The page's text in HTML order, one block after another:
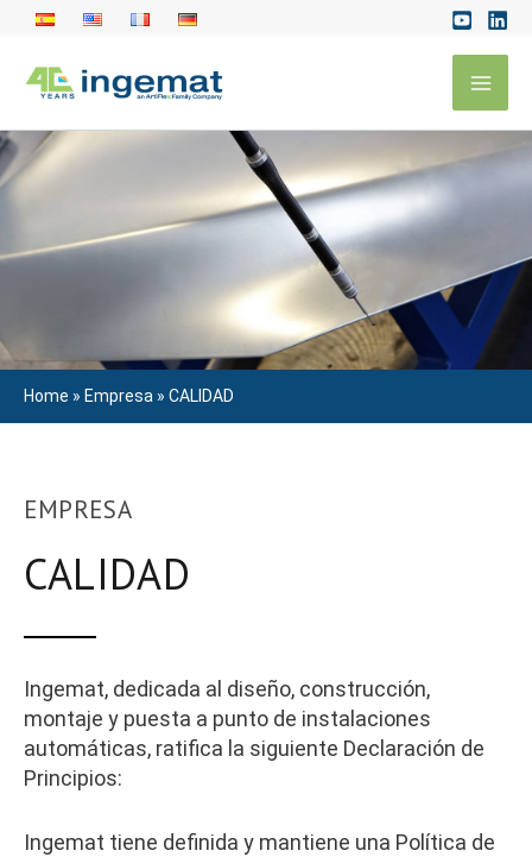
contenido
Home » Empresa » CALIDAD
EMPRESA
CALIDAD
Ingemat, dedicada al diseño, construcción,
montaje y puesta a punto de instalaciones
automáticas, ratifica la siguiente Declaración de
Principios:
Ingemat tiene definida y mantiene una Política de